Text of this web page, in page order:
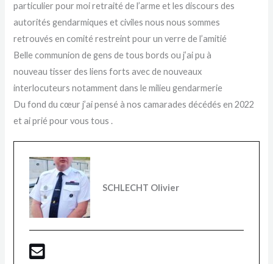
particulier pour moi retraité de l’arme et les discours des
autorités gendarmiques et civiles nous nous sommes
retrouvés en comité restreint pour un verre de l’amitié
Belle communion de gens de tous bords ou j’ai pu à
nouveau tisser des liens forts avec de nouveaux
interlocuteurs notamment dans le milieu gendarmerie
Du fond du cœur j’ai pensé à nos camarades décédés en 2022
et ai prié pour vous tous .
SCHLECHT Olivier